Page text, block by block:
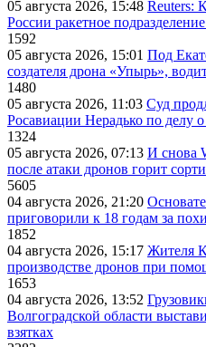
05 августа 2026, 15:48 Reuters:
России ракетное
1592
05 августа 2026, 15:01 Под
создателя дрона «Упырь»,
1480
05 августа 2026, 11:03 Суд
Росавиации Нерадько по делу
1324
05 августа 2026, 07:13 И снова
после атаки дронов горит
5605
04 августа 2026, 21:20
приговорили к 18 годам за
1852
04 августа 2026, 15:17 Жителя
производстве дронов при
1653
04 августа 2026, 13:52
Волгоградской области
взятках